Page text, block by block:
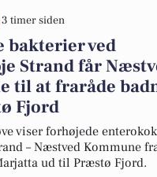
3 timer siden
bakterier ved
Strand får
til at fraråde
Fjord
viser forhøjede
– Næstved Kommune
ud til Præstø Fjord.